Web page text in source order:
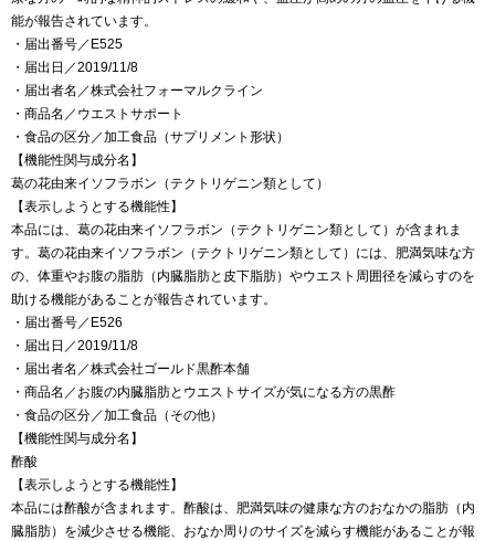
能が報告されています。
・届出番号／E525
・届出日／2019/11/8
・届出者名／株式会社フォーマルクライン
・商品名／ウエストサポート
・食品の区分／加工食品（サプリメント形状）
【機能性関与成分名】
葛の花由来イソフラボン（テクトリゲニン類として）
【表示しようとする機能性】
本品には、葛の花由来イソフラボン（テクトリゲニン類として）が含まれま
す。葛の花由来イソフラボン（テクトリゲニン類として）には、肥満気味な方
の、体重やお腹の脂肪（内臓脂肪と皮下脂肪）やウエスト周囲径を減らすのを
助ける機能があることが報告されています。
・届出番号／E526
・届出日／2019/11/8
・届出者名／株式会社ゴールド黒酢本舗
・商品名／お腹の内臓脂肪とウエストサイズが気になる方の黒酢
・食品の区分／加工食品（その他）
【機能性関与成分名】
酢酸
【表示しようとする機能性】
本品には酢酸が含まれます。酢酸は、肥満気味の健康な方のおなかの脂肪（内
臓脂肪）を減少させる機能、おなか周りのサイズを減らす機能があることが報